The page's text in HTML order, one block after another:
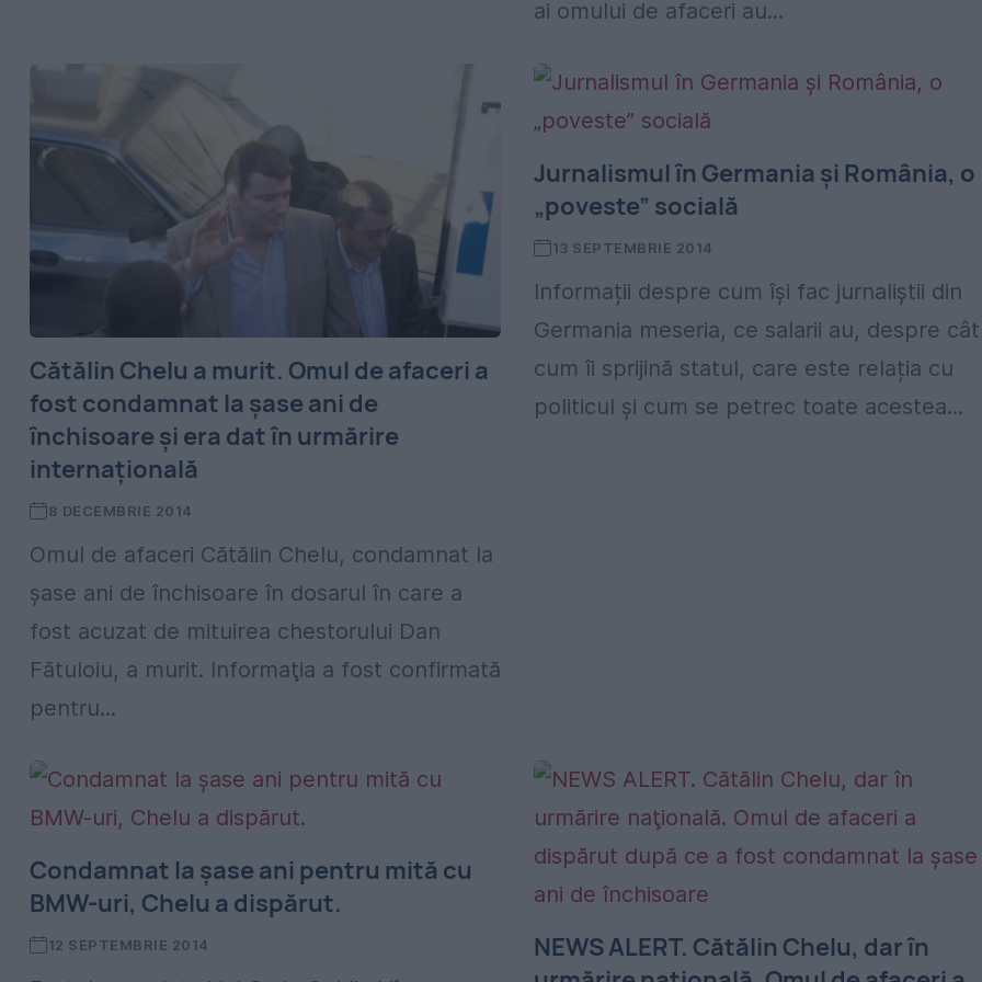
ai omului de afaceri au...
Cătălin Chelu a murit. Omul de afaceri a
fost condamnat la şase ani de
închisoare şi era dat în urmărire
internaţională
8 DECEMBRIE 2014
Omul de afaceri Cătălin Chelu, condamnat la
şase ani de închisoare în dosarul în care a
fost acuzat de mituirea chestorului Dan
Fătuloiu, a murit. Informaţia a fost confirmată
pentru...
Jurnalismul în Germania și România, o
„poveste” socială
13 SEPTEMBRIE 2014
Informații despre cum își fac jurnaliștii din
Germania meseria, ce salarii au, despre
cum îi sprijină statul, care este relația cu
politicul și cum se petrec toate acestea...
Condamnat la șase ani pentru mită cu
BMW-uri, Chelu a dispărut.
12 SEPTEMBRIE 2014
NEWS ALERT. Cătălin Chelu, dar în